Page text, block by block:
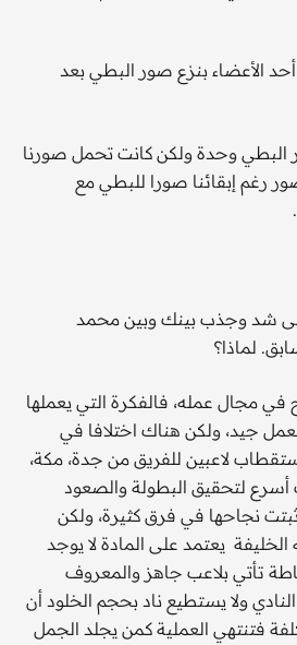
الأعضاء بنزع صور البطي بعد
البطي وحدة ولكن كانت تحمل صورنا
رغم إبقائنا صورا للبطي مع
شد وجذب بينك وبين محمد
لماذا؟
مجال عمله، فالفكرة التي يعملها
جيد، ولكن هناك اختلافا في
لاعبين للفريق من جدة، مكة،
أسرع لتحقيق البطولة والصعود
نجاحها في فرق كثيرة، ولكن
يعتمد على المادة لا يوجد
تأتي بلاعب جاهز والمعروف
ولا يستطيع ناد بحجم الخلود أن
فتنتهي العملية كمن يجلد الجمل